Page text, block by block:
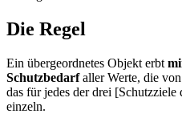
Die Regel
Ein übergeordnetes Objekt erbt
Schutzbedarfaller Werte, die
das für jedes der drei
einzeln.